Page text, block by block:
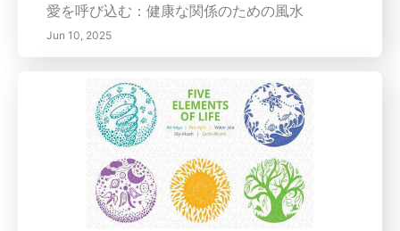
愛を呼び込む：健康な関係のための風水
Jun 10, 2025